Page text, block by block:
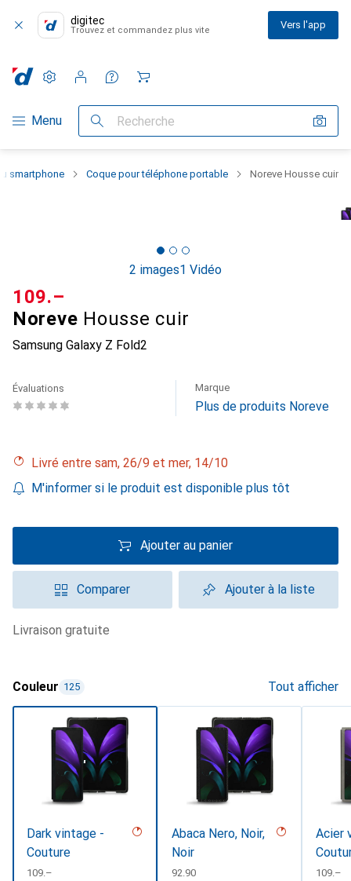
digitec
Trouvez et commandez plus vite Vers l'app
Navigation par catégorie
Menu Recherche
Paramètres
Compte client
Listes de comparaison
Listes d'envies
Panier
smartphone Coque pour téléphone portable Noreve Housse cuir
2 images1 Vidéo
Noreve Housse cuir
Samsung Galaxy Z Fold2
CHF
109.–
Évaluations Marque
Plus de produits Noreve
Livré entre sam, 26/9 et mer, 14/10
M'informer si le produit est disponible plus tôt
Ajouter au panier
Comparer Ajouter à la liste
livraison gratuite
Couleur 125 Tout afficher
Dark vintage -
Couture
CHF
109.–
Abaca Nero, Noir,
Noir
CHF
92.90
Acier
CHF
109.–